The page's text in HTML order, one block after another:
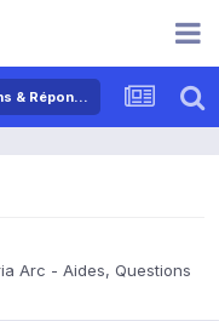
Sony Ericsson Xperia Arc - Aides, Questions & Réponses
Arc - Aides, Questions